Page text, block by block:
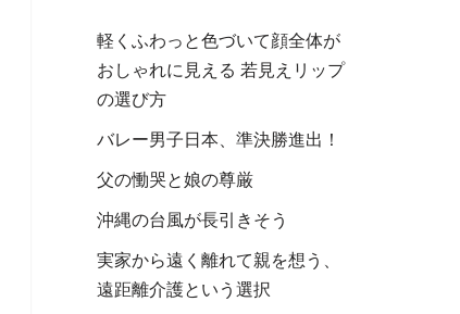
軽くふわっと色づいて顔全体が
おしゃれに見える 若見えリップ
の選び方
バレー男子日本、準決勝進出！
父の慟哭と娘の尊厳
沖縄の台風が長引きそう
実家から遠く離れて親を想う、
遠距離介護という選択